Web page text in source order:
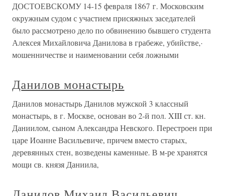
ДОСТОЕВСКОМУ 14-15 февраля 1867 г. Московским
окружным судом с участием присяжных заседателей
было рассмотрено дело по обвинению бывшего студента
Алексея Михайловича Данилова в грабеже, убийстве,·
мошенничестве и наименовании себя ложными
Данилов монастырь
Данилов монастырь Данилов мужской 3 классный
монастырь, в г. Москве, основан во 2-й пол. XIII ст. кн.
Даниилом, сыном Александра Невского. Перестроен при
царе Иоанне Васильевиче, причем вместо старых,
деревянных стен, возведены каменные. В м-ре хранятся
мощи св. князя Даниила,